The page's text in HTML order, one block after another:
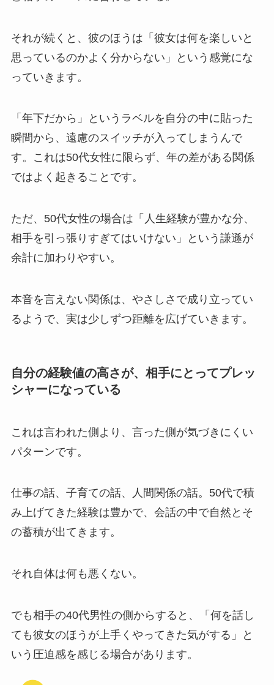
それが続くと、彼のほうは「彼女は何を楽しいと
思っているのかよく分からない」という感覚にな
っていきます。
「年下だから」というラベルを自分の中に貼った
瞬間から、遠慮のスイッチが入ってしまうんで
す。これは50代女性に限らず、年の差がある関係
ではよく起きることです。
ただ、50代女性の場合は「人生経験が豊かな分、
相手を引っ張りすぎてはいけない」という謙遜が
余計に加わりやすい。
本音を言えない関係は、やさしさで成り立ってい
るようで、実は少しずつ距離を広げていきます。
自分の経験値の高さが、相手にとってプレッ
シャーになっている
これは言われた側より、言った側が気づきにくい
パターンです。
仕事の話、子育ての話、人間関係の話。50代で積
み上げてきた経験は豊かで、会話の中で自然とそ
の蓄積が出てきます。
それ自体は何も悪くない。
でも相手の40代男性の側からすると、「何を話し
ても彼女のほうが上手くやってきた気がする」と
いう圧迫感を感じる場合があります。